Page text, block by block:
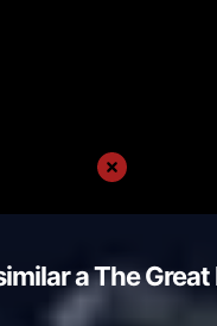
aThe Great